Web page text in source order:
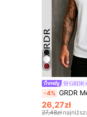
GRDR
-4% GRDR Męski letni,
26,27zł
27,48zł